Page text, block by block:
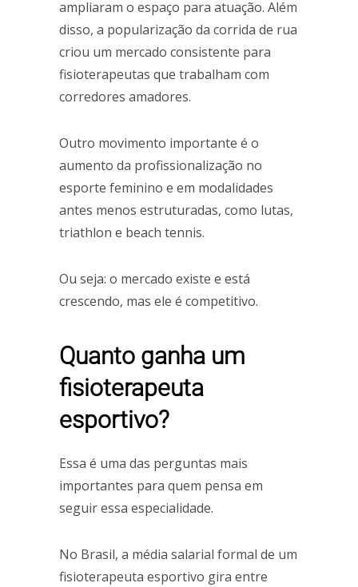
ampliaram o espaço para atuação. Além
disso, a popularização da corrida de rua
criou um mercado consistente para
fisioterapeutas que trabalham com
corredores amadores.
Outro movimento importante é o
aumento da profissionalização no
esporte feminino e em modalidades
antes menos estruturadas, como lutas,
triathlon e beach tennis.
Ou seja: o mercado existe e está
crescendo, mas ele é competitivo.
Quanto ganha um
fisioterapeuta
esportivo?
Essa é uma das perguntas mais
importantes para quem pensa em
seguir essa especialidade.
No Brasil, a média salarial formal de um
fisioterapeuta esportivo gira entre